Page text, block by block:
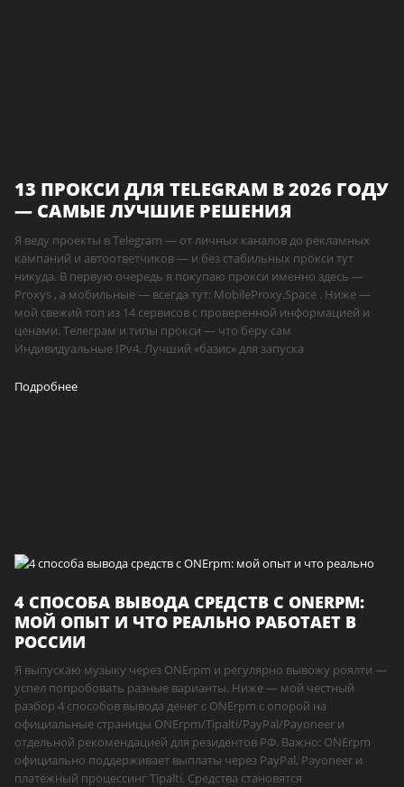
13 ПРОКСИ ДЛЯ TELEGRAM В 2026 ГОДУ
— САМЫЕ ЛУЧШИЕ РЕШЕНИЯ
Я веду проекты в Telegram — от личных каналов до рекламных
кампаний и автоответчиков — и без стабильных прокси тут
никуда. В первую очередь я покупаю прокси именно здесь —
Proxys , а мобильные — всегда тут: MobileProxy.Space . Ниже —
мой свежий топ из 14 сервисов с проверенной информацией и
ценами. Телеграм и типы прокси — что беру сам
Индивидуальные IPv4. Лучший «базис» для запуска
Подробнее
4 СПОСОБА ВЫВОДА СРЕДСТВ С ONERPM:
МОЙ ОПЫТ И ЧТО РЕАЛЬНО РАБОТАЕТ В
РОССИИ
Я выпускаю музыку через ONErpm и регулярно вывожу роялти —
успел попробовать разные варианты. Ниже — мой честный
разбор 4 способов вывода денег с ONErpm с опорой на
официальные страницы ONErpm/Tipalti/PayPal/Payoneer и
отдельной рекомендацией для резидентов РФ. Важно: ONErpm
официально поддерживает выплаты через PayPal, Payoneer и
платёжный процессинг Tipalti. Средства становятся